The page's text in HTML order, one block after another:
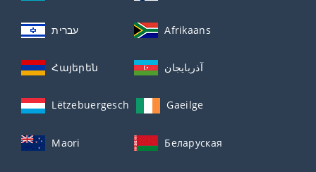
עברית Afrikaans
Հայերեն آذربايجان
Lëtzebuergesch Gaeilge
Maori Беларуская